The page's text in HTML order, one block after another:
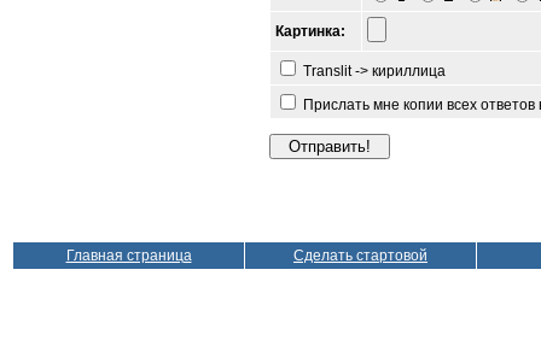
Картинка:
Translit -> кириллица
Прислать мне копии всех
Главная страница Сделать стартовой